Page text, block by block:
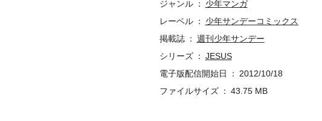
ジャンル
少年マンガ
レーベル
少年サンデーコミックス
掲載誌
週刊少年サンデー
シリーズ
JESUS
電子版配信開始日
2012/10/18
ファイルサイズ
43.75 MB